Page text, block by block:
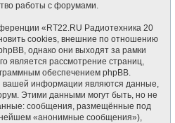
работы с форумами.
«RT22.RU Радиотехника 20
cookies, внешние по отношению
однако они выходят за рамки
является рассмотрение страниц,
обеспечением phpBB.
вашей информации являются данные,
Этими данными могут быть, но не
сообщения, размещённые под
«анонимные сообщения»),